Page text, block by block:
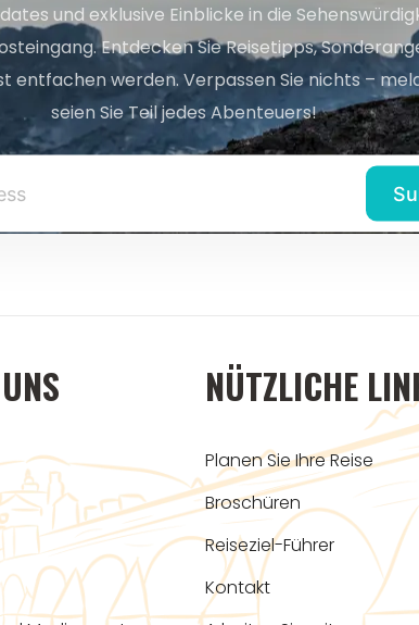
und exklusive Einblicke in die
Entdecken Sie Reisetipps,
entfachen werden. Verpassen Sie nichts –
seien Sie Teil jedes Abenteuers!
NÜTZLICHE
Planen Sie Ihre Reise
Broschüren
Reiseziel-Führer
Kontakt